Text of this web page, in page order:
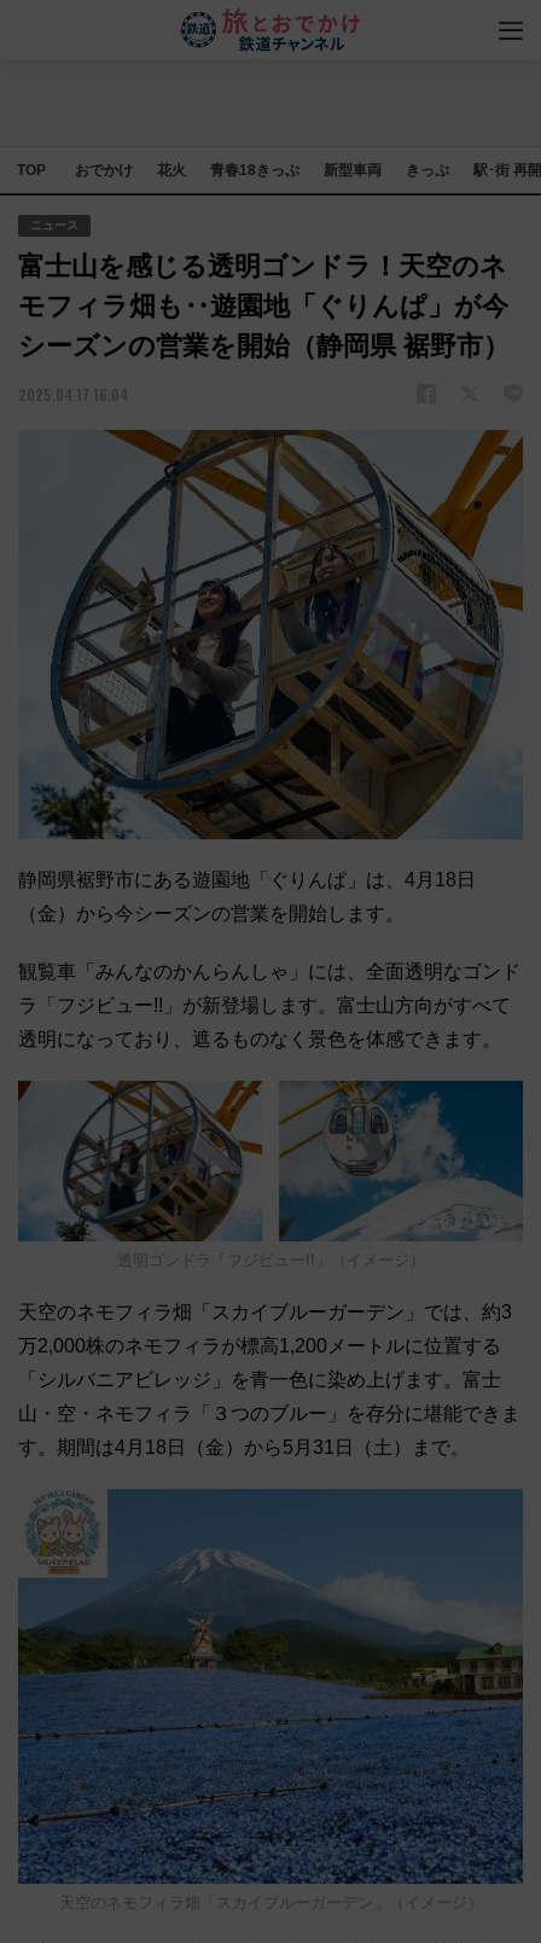
TOP おでかけ 花火 青春18きっぷ 新型車両 きっぷ 駅･街 再
ニュース
富士山を感じる透明ゴンドラ！天空のネ
モフィラ畑も‥遊園地「ぐりんぱ」が今
シーズンの営業を開始（静岡県 裾野市）
2025.04.17 16:04
静岡県裾野市にある遊園地「ぐりんぱ」は、4月18日
（金）から今シーズンの営業を開始します。
観覧車「みんなのかんらんしゃ」には、全面透明なゴンド
ラ「フジビュー!!」が新登場します。富士山方向がすべて
透明になっており、遮るものなく景色を体感できます。
透明ゴンドラ「フジビュー!!」（イメージ）
天空のネモフィラ畑「スカイブルーガーデン」では、約3
万2,000株のネモフィラが標高1,200メートルに位置する
「シルバニアビレッジ」を青一色に染め上げます。富士
山・空・ネモフィラ「３つのブルー」を存分に堪能できま
す。期間は4月18日（金）から5月31日（土）まで。
天空のネモフィラ畑「スカイブルーガーデン」（イメージ）